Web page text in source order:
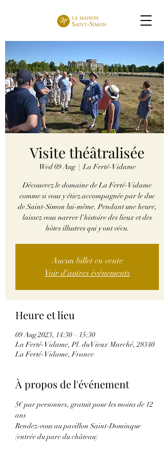
Visite théâtralisée
Wed 09 Aug
  |
La Ferté-Vidame
Découvrez le domaine de La Ferté-Vidame
comme si vous y étiez accompagnée par le duc
de Saint-Simon lui-même. Pendant une heure,
laissez vous narrer l'histoire des lieux et des
hôtes illustres qui y ont vécu.
Aucun billet en vente
Voir d'autres événements
Heure et lieu
09 Aug 2023, 14:30 – 15:30
La Ferté-Vidame, Pl. du Vieux Marché, 28340
La Ferté-Vidame, France
À propos de l'événement
5€ par personnes, gratuit pour les moins de 12
ans
Rendez-vous au pavillon Saint-Dominque
(entrée du parc du château)